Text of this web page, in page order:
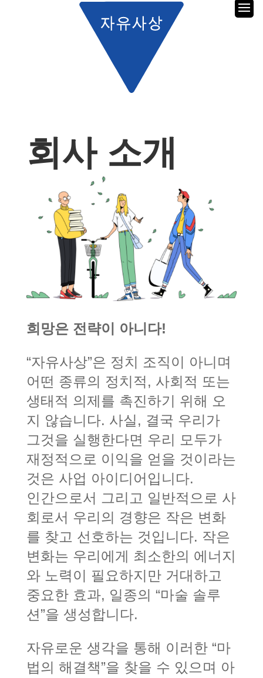
회사 소개
희망은 전략이 아니다!
“자유사상”은 정치 조직이 아니며
어떤 종류의 정치적, 사회적 또는
생태적 의제를 촉진하기 위해 오
지 않습니다. 사실, 결국 우리가
그것을 실행한다면 우리 모두가
재정적으로 이익을 얻을 것이라는
것은 사업 아이디어입니다.
인간으로서 그리고 일반적으로 사
회로서 우리의 경향은 작은 변화
를 찾고 선호하는 것입니다. 작은
변화는 우리에게 최소한의 에너지
와 노력이 필요하지만 거대하고
중요한 효과, 일종의 “마술 솔루
션”을 생성합니다.
자유로운 생각을 통해 이러한 “마
법의 해결책”을 찾을 수 있으며 아